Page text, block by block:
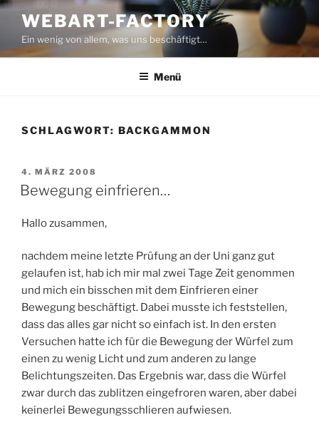
Zum
Inhalt
springen
WEBART-FACTORY
Ein wenig von allem, was uns beschäftigt…
Menü
SCHLAGWORT: BACKGAMMON
VERÖFFENTLICHT
AM
4. MÄRZ 2008
Bewegung einfrieren…
Hallo zusammen,
nachdem meine letzte Prüfung an der Uni ganz gut
gelaufen ist, hab ich mir mal zwei Tage Zeit genommen
und mich ein bisschen mit dem Einfrieren einer
Bewegung beschäftigt. Dabei musste ich feststellen,
dass das alles gar nicht so einfach ist. In den ersten
Versuchen hatte ich für die Bewegung der Würfel zum
einen zu wenig Licht und zum anderen zu lange
Belichtungszeiten. Das Ergebnis war, dass die Würfel
zwar durch das zublitzen eingefroren waren, aber dabei
keinerlei Bewegungsschlieren aufwiesen.